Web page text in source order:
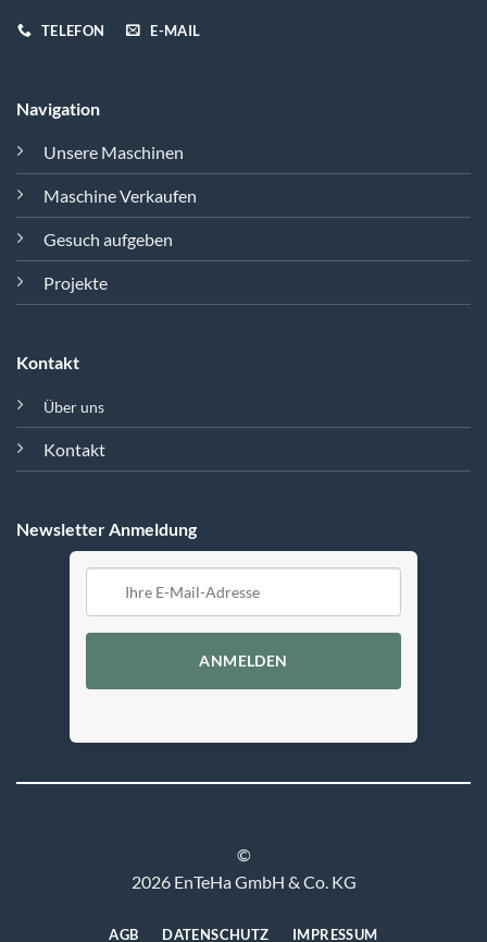
TELEFON E-MAIL
Navigation
Unsere Maschinen
Maschine Verkaufen
Gesuch aufgeben
Projekte
Kontakt
Über uns
Kontakt
Newsletter Anmeldung
ANMELDEN
©
2026 EnTeHa GmbH & Co. KG
AGB DATENSCHUTZ IMPRESSUM